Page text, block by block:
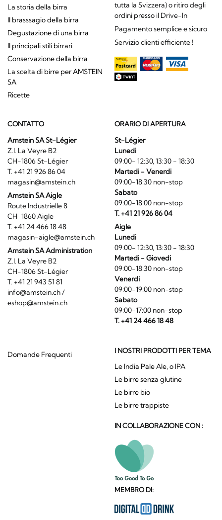
La storia della birra
Il brasssagio della birra
Degustazione di una birra
Il principali stili birrari
Conservazione della birra
La scelta di birre per AMSTEIN
SA
Ricette
tutta la Svizzera) o ritiro degli
ordini presso il Drive-In
Pagamento semplice e sicuro
Servizio clienti efficiente !
CONTATTO
Amstein SA St-Légier
Z.I. La Veyre B2
CH-1806 St-Légier
T. +41 21 926 86 04
magasin@amstein.ch
Amstein SA Aigle
Route Industrielle 8
CH-1860 Aigle
T. +41 24 466 18 48
magasin-aigle@amstein.ch
Amstein SA Administration
Z.I. La Veyre B2
CH-1806 St-Légier
T. +41 21 943 51 81
info@amstein.ch/
eshop@amstein.ch
ORARIO DI APERTURA
St-Légier
Lunedi
09:00- 12:30, 13:30 - 18:30
Martedi - Venerdi
09:00-18:30 non-stop
Sabato
09:00-18:00 non-stop
T. +41 21 926 86 04
Aigle
Lunedi
09:00- 12:30, 13:30 - 18:30
Martedi - Giovedi
09:00-18:30 non-stop
Venerdi
09:00-19:00 non-stop
Sabato
09:00-17:00 non-stop
T. +41 24 466 18 48
Domande Frequenti I NOSTRI PRODOTTI PER TEMA
Le India Pale Ale, o IPA
Le birre senza glutine
Le birre bio
Le birre trappiste
IN COLLABORAZIONE CON :
MEMBRO DI: